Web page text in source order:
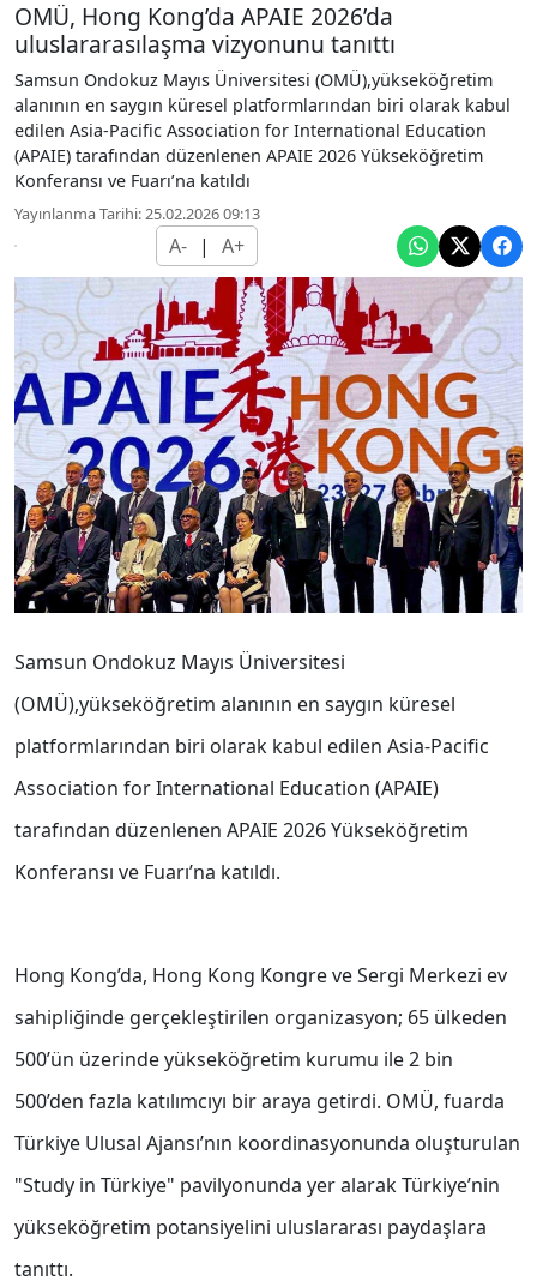
OMÜ, Hong Kong’da APAIE 2026’da
uluslararasılaşma vizyonunu tanıttı
Samsun Ondokuz Mayıs Üniversitesi (OMÜ),yükseköğretim
alanının en saygın küresel platformlarından biri olarak kabul
edilen Asia-Pacific Association for International Education
(APAIE) tarafından düzenlenen APAIE 2026 Yükseköğretim
Konferansı ve Fuarı’na katıldı
Yayınlanma Tarihi: 25.02.2026 09:13
A- | A+
Samsun Ondokuz Mayıs Üniversitesi
(OMÜ),yükseköğretim alanının en saygın küresel
platformlarından biri olarak kabul edilen Asia-Pacific
Association for International Education (APAIE)
tarafından düzenlenen APAIE 2026 Yükseköğretim
Konferansı ve Fuarı’na katıldı.
Hong Kong’da, Hong Kong Kongre ve Sergi Merkezi ev
sahipliğinde gerçekleştirilen organizasyon; 65 ülkeden
500’ün üzerinde yükseköğretim kurumu ile 2 bin
500’den fazla katılımcıyı bir araya getirdi. OMÜ, fuarda
Türkiye Ulusal Ajansı’nın koordinasyonunda oluşturulan
"Study in Türkiye" pavilyonunda yer alarak Türkiye’nin
yükseköğretim potansiyelini uluslararası paydaşlara
tanıttı.